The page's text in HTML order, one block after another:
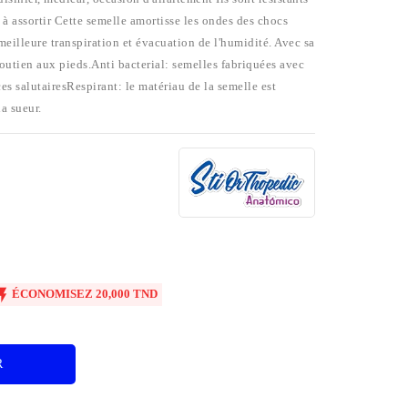
assortir Cette semelle amortisse les ondes des chocs
transpiration et évacuation de l'humidité. Avec sa
aux pieds.Anti bacterial: semelles fabriquées avec
salutairesRespirant: le matériau de la semelle est
sueur.
ÉCONOMISEZ 20,000 TND